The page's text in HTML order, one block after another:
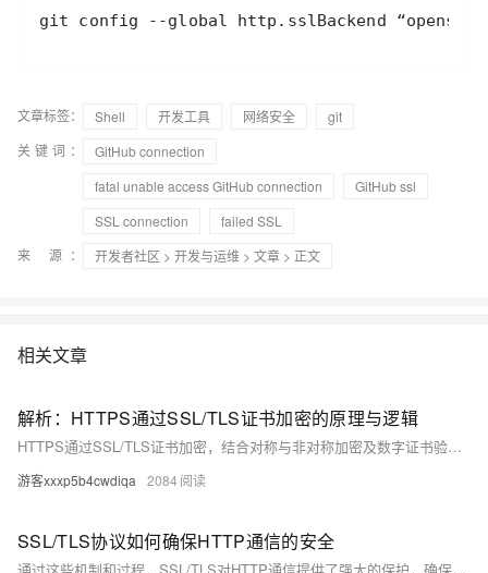
git config --global http.sslBackend “openssl”
文章标签： Shell 开发工具 网络安全
git
关键词：
GitHub connection
fatal unable access GitHub connection
GitHub ssl
SSL connection
failed SSL
来 源：
开发者社区 > 开发与运维 > 文章 > 正文
相关文章
解析：HTTPS通过SSL/TLS证书加密的原理与逻辑
HTTPS通过SSL/TLS证书加密，结合对称与非对称加密及数字证书验证实现安全通信。首先，服务器发送含公钥的数字证书，客户端验证其合法性后生成随机数并用公钥加密发送给服务器，双方据此生成相同的对称密钥。后续通信使用对称加密确保高效性和安全性。同时，数字证书验证服务器身份，防止中间人攻击；哈希算法和数字签名确保数据完整性，防止篡改。整个流程保障了身份认证、数据加密和完整性保护。
游客xxxp5b4cwdiqa 2084
SSL/TLS协议如何确保HTTP通信的安全